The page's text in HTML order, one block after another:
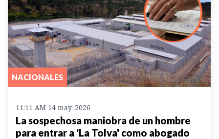
NACIONALES
11:11 AM 14 may. 2026
La sospechosa maniobra de un hombre
para entrar a 'La Tolva' como abogado